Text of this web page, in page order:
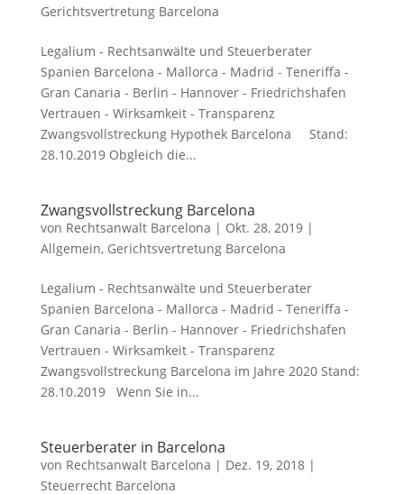
Gerichtsvertretung Barcelona
Legalium - Rechtsanwälte und Steuerberater
Spanien Barcelona - Mallorca - Madrid - Teneriffa -
Gran Canaria - Berlin - Hannover - Friedrichshafen
Vertrauen - Wirksamkeit - Transparenz
Zwangsvollstreckung Hypothek Barcelona Stand:
28.10.2019 Obgleich die...
Zwangsvollstreckung Barcelona
von Rechtsanwalt Barcelona | Okt. 28, 2019|
Allgemein, Gerichtsvertretung Barcelona
Legalium - Rechtsanwälte und Steuerberater
Spanien Barcelona - Mallorca - Madrid - Teneriffa -
Gran Canaria - Berlin - Hannover - Friedrichshafen
Vertrauen - Wirksamkeit - Transparenz
Zwangsvollstreckung Barcelona im Jahre 2020 Stand:
28.10.2019 Wenn Sie in...
Steuerberater in Barcelona
von Rechtsanwalt Barcelona | Dez. 19, 2018|
Steuerrecht Barcelona